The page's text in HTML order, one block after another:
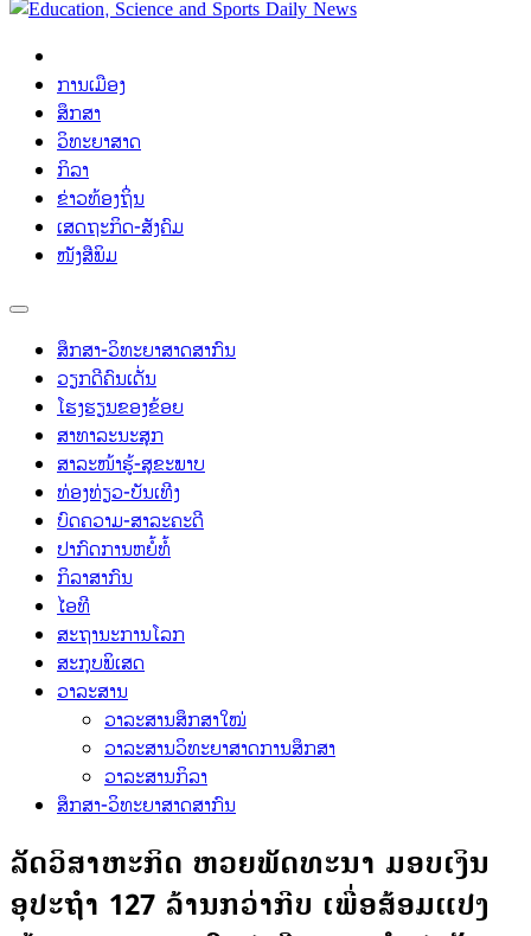
ການເມືອງ
ສຶກສາ
ວິທະຍາສາດ
ກິລາ
ຂ່າວທ້ອງຖິ່ນ
ເສດຖະກິດ-ສັງຄົມ
ໜັງສືພິມ
ສຶກສາ-ວິທະຍາສາດສາກົນ
ວຽກດີຄົນເດັ່ນ
ໂຮງຮຽນຂອງຂ້ອຍ
ສາທາລະນະສຸກ
ສາລະໜ້າຮູ້-ສຸຂະພາບ
ທ່ອງທ່ຽວ-ບັນເທີງ
ບົດຄວາມ-ສາລະຄະດີ
ປາກົດການຫຍໍ້ທໍ້
ກິລາສາກົນ
ໄອທີ
ສະຖານະການໂລກ
ສະກຸບພິເສດ
ວາລະສານ
ວາລະສານສຶກສາໃໝ່
ວາລະສານວິທະຍາສາດການສຶກສາ
ວາລະສານກິລາ
ສຶກສາ-ວິທະຍາສາດສາກົນ
ລັດວິສາຫະກິດ ຫວຍພັດທະນາ ມອບເງິນ
ອຸປະຖຳ 127 ລ້ານກວ່າກີບ ເພື່ອສ້ອມແປງ